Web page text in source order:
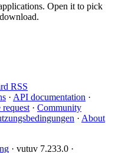
Open it to pick
RSS
· API documentation ·
· Community
· About
· vutuv 7.233.0 ·